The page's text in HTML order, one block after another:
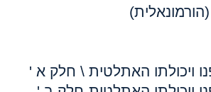
האנבולים ?